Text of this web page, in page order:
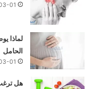
01
لماذا
الحامل
01
هل